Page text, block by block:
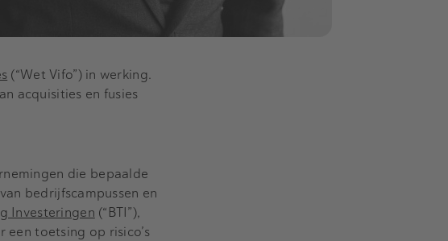
(“Wet Vifo”) in werking.
acquisities en fusies
die bepaalde
bedrijfscampussen en
Investeringen (“BTI”),
een toetsing op risico’s